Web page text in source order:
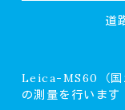
道
Leica-MS60（国
の測量を行います